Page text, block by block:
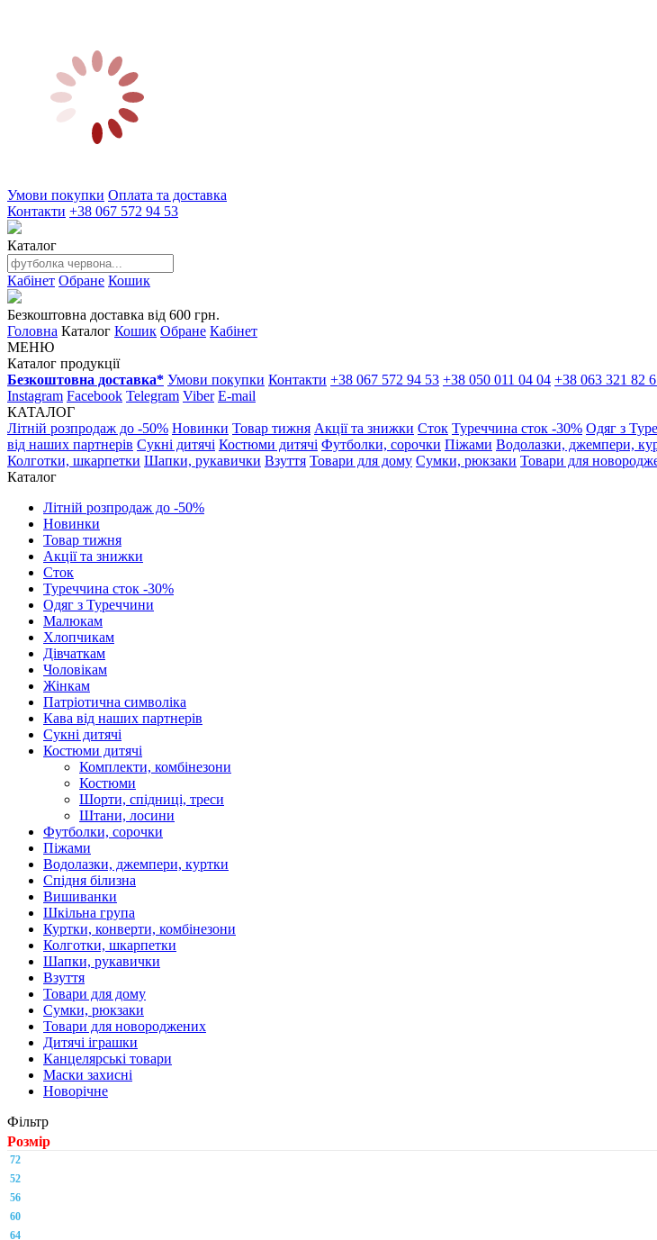
Умови покупки Оплата та доставка
Контакти +38 067 572 94 53
Каталог
Кабінет Обране Кошик
Безкоштовна доставка від 600 грн.
Головна Каталог Кошик Обране Кабінет
МЕНЮ
Каталог продукції
Безкоштовна доставка* Умови покупки Контакти +38 067 572 94 53 +38 050 011 04 04 +38 063 321 82
Instagram Facebook Telegram Viber E-mail
КАТАЛОГ
Літній розпродаж до -50% Новинки Товар тижня Акції та знижки Сток Туреччина сток -30% Одяг з
від наших партнерів Сукні дитячі Костюми дитячі Футболки, сорочки Піжами Водолазки, джемпери,
Колготки, шкарпетки Шапки, рукавички Взуття Товари для дому Сумки, рюкзаки Товари для
Каталог
Літній розпродаж до -50%
Новинки
Товар тижня
Акції та знижки
Сток
Туреччина сток -30%
Одяг з Туреччини
Малюкам
Хлопчикам
Дівчаткам
Чоловікам
Жінкам
Патріотична символіка
Кава від наших партнерів
Сукні дитячі
Костюми дитячі
Комплекти, комбінезони
Костюми
Шорти, спідниці, треси
Штани, лосини
Футболки, сорочки
Піжами
Водолазки, джемпери, куртки
Спідня білизна
Вишиванки
Шкільна група
Куртки, конверти, комбінезони
Колготки, шкарпетки
Шапки, рукавички
Взуття
Товари для дому
Сумки, рюкзаки
Товари для новороджених
Дитячі іграшки
Канцелярські товари
Маски захисні
Новорічне
Фільтр
Розмір
72
52
56
60
64